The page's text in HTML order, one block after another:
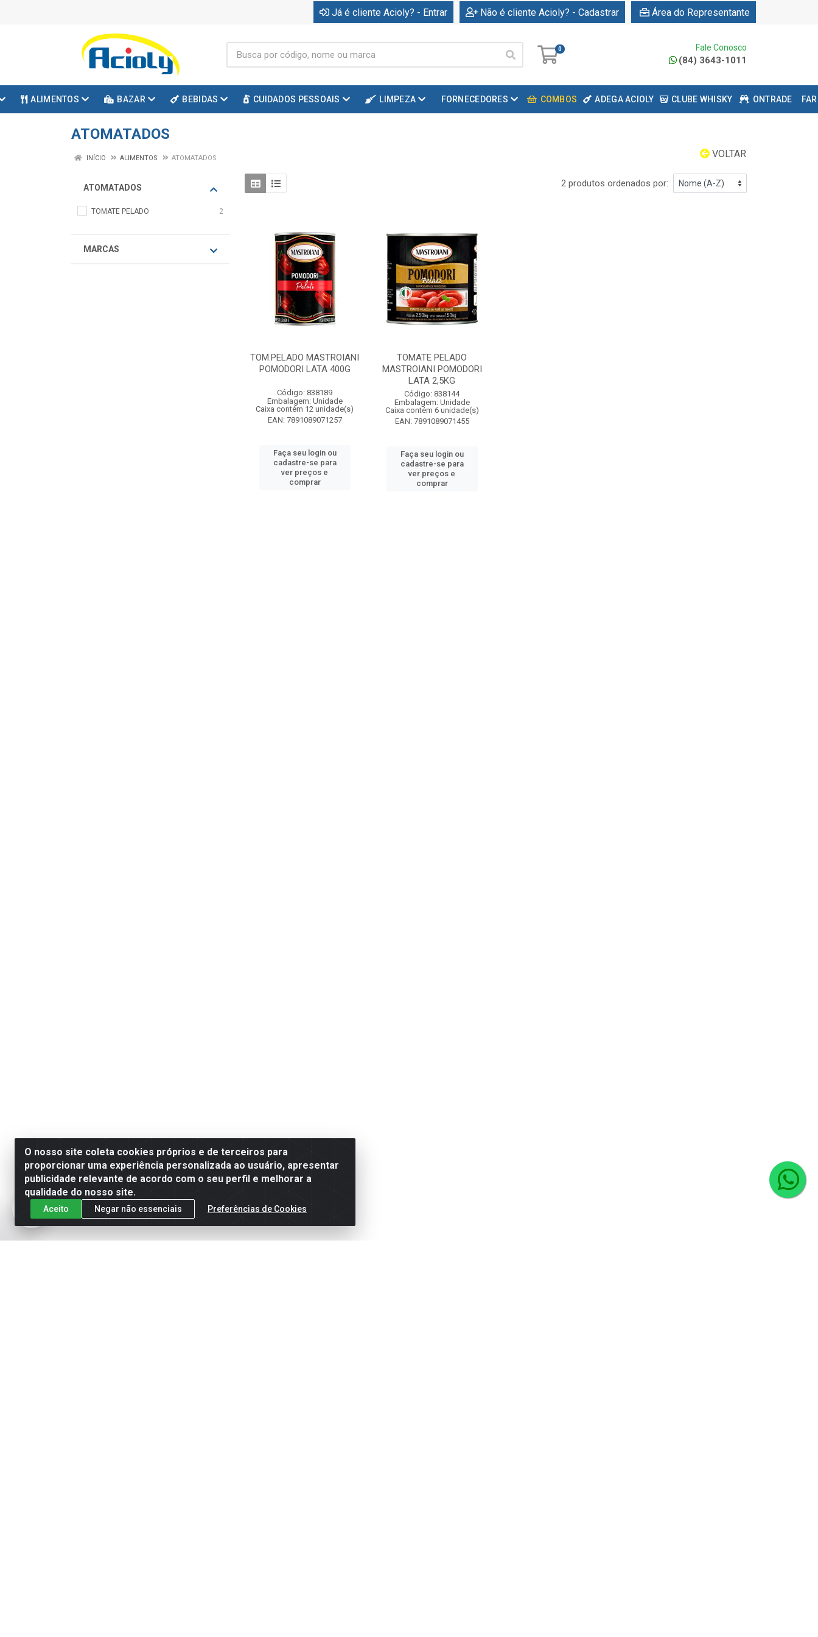
Já é cliente Acioly? - Entrar Não é cliente Acioly? - Cadastrar Área do Representante
0 Fale Conosco
(84) 3643-1011
ALIMENTOS BAZAR BEBIDAS CUIDADOS PESSOAIS LIMPEZA FORNECEDORES COMBOS ADEGA ACIOLY CLUBE WHISKY ONTRADE
ATOMATADOS
VOLTAR
INÍCIO ALIMENTOS ATOMATADOS
ATOMATADOS
TOMATE PELADO 2
MARCAS
2 produtos ordenados por:
TOM.PELADO MASTROIANI
POMODORI LATA 400G
Código: 838189
Embalagem: Unidade
Caixa contém 12 unidade(s)
EAN: 7891089071257
Faça seu login ou
cadastre-se para
ver preços e
comprar
TOMATE PELADO
MASTROIANI POMODORI
LATA 2,5KG
Código: 838144
Embalagem: Unidade
Caixa contém 6 unidade(s)
EAN: 7891089071455
Faça seu login ou
cadastre-se para
ver preços e
comprar
O nosso site coleta cookies próprios e de terceiros para
proporcionar uma experiência personalizada ao usuário, apresentar
publicidade relevante de acordo com o seu perfil e melhorar a
qualidade do nosso site.
Aceito Negar não essenciais Preferências de Cookies